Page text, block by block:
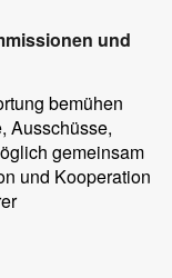
und
bemühen
Ausschüsse,
gemeinsam
und Kooperation